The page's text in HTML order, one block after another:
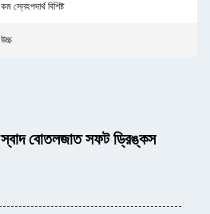
কম স্নেহপদার্থ বিশিষ্ট
উচ্চ
স্বাদ বোতলজাত সফট ড্রিঙ্কস